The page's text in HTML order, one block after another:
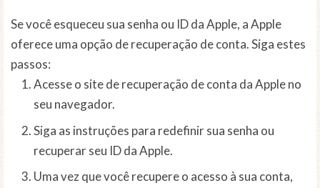
Se você esqueceu sua senha ou ID da Apple, a Apple
oferece uma opção de recuperação de conta. Siga estes
passos:
Acesse o site de recuperação de conta da Apple no
seu navegador.
Siga as instruções para redefinir sua senha ou
recuperar seu ID da Apple.
Uma vez que você recupere o acesso à sua conta,